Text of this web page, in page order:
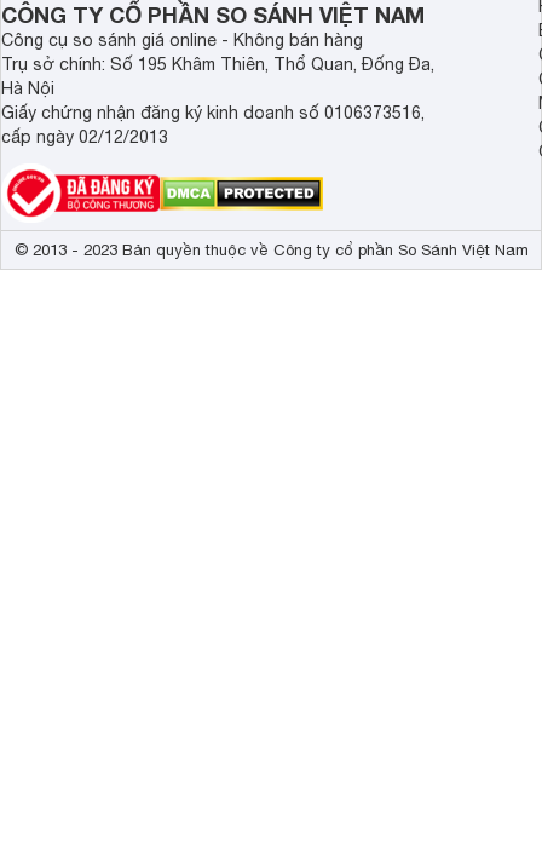
CÔNG TY CỔ PHẦN SO SÁNH VIỆT NAM
Công cụ so sánh giá online - Không bán hàng
Trụ sở chính: Số 195 Khâm Thiên, Thổ Quan, Đống Đa,
Hà Nội
Giấy chứng nhận đăng ký kinh doanh số 0106373516,
cấp ngày 02/12/2013
© 2013 - 2023 Bản quyền thuộc về Công ty cổ phần So Sánh Việt Nam